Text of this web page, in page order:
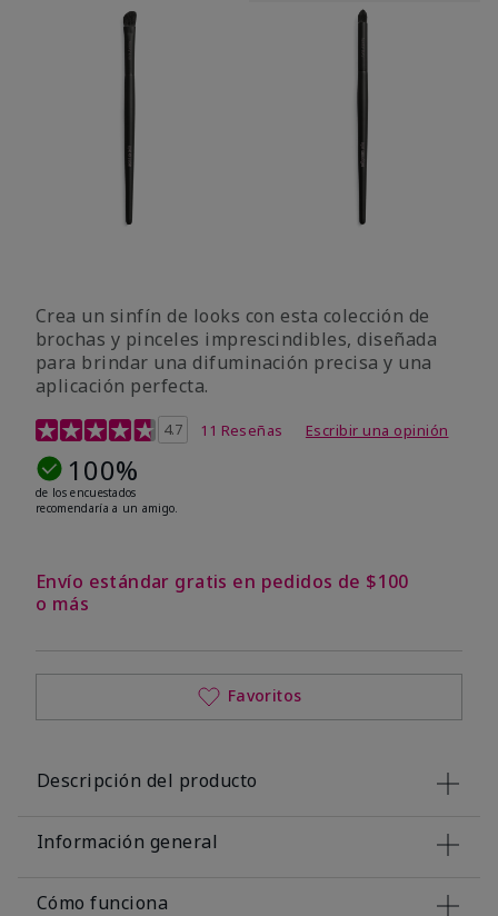
Crea un sinfín de looks con esta colección de
brochas y pinceles imprescindibles, diseñada
para brindar una difuminación precisa y una
aplicación perfecta.
Calificación de clientes de 5 de 5
4.7 11 Reseñas Escribir una opinión
100%
de los encuestados
recomendaría a un amigo.
Envío estándar gratis en pedidos de $100
o más
Favoritos
Descripción del producto
Información general
Cómo funciona